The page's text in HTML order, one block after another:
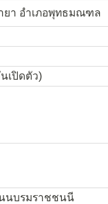
า อำเภอพุทธมณฑล
เปิดตัว)
นบรมราชชนนี